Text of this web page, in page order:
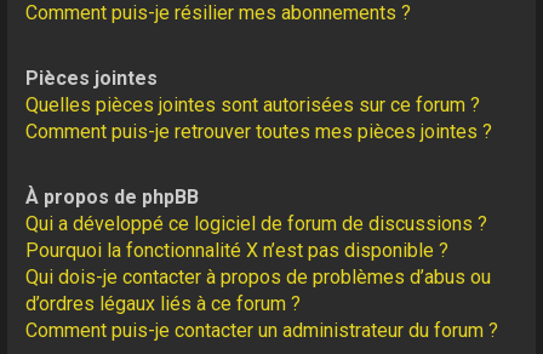
Comment puis-je résilier mes abonnements ?
Pièces jointes
Quelles pièces jointes sont autorisées sur ce forum ?
Comment puis-je retrouver toutes mes pièces jointes ?
À propos de phpBB
Qui a développé ce logiciel de forum de discussions ?
Pourquoi la fonctionnalité X n’est pas disponible ?
Qui dois-je contacter à propos de problèmes d’abus ou
d’ordres légaux liés à ce forum ?
Comment puis-je contacter un administrateur du forum ?